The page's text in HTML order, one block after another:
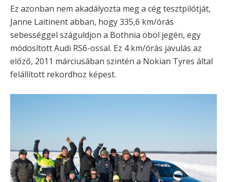
Ez azonban nem akadályozta meg a cég tesztpilótját,
Janne Laitinent abban, hogy 335,6 km/órás
sebességgel száguldjon a Bothnia öböl jegén, egy
módosított Audi RS6-ossal. Ez 4 km/órás javulás az
előző, 2011 márciusában szintén a Nokian Tyres által
felállított rekordhoz képest.